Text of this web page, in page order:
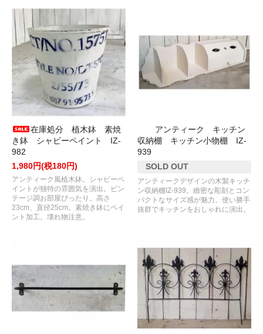
在庫処分 植木鉢 素焼
き鉢 シャビーペイント IZ-
982
1,980円(税180円)
アンティーク風植木鉢。シャビーペ
イントが独特の雰囲気を演出。ビン
テージ調お部屋ぴったり。高さ
23cm、直径25cm。素焼き鉢にペイ
ント加工。壊れ物注意。
アンティーク キッチン
収納棚 キッチン小物棚 IZ-
939
SOLD OUT
アンティークデザインの木製キッチ
ン収納棚IZ-939。緻密な彫刻とコン
パクトなサイズ感が魅力。使い勝手
抜群でキッチンをおしゃれに演出。